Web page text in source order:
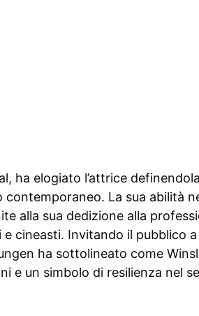
ha elogiato l’attrice
La sua abilità
alla sua dedizione alla
cineasti. Invitando il pubblico
ha sottolineato come
e un simbolo di resilienza nel